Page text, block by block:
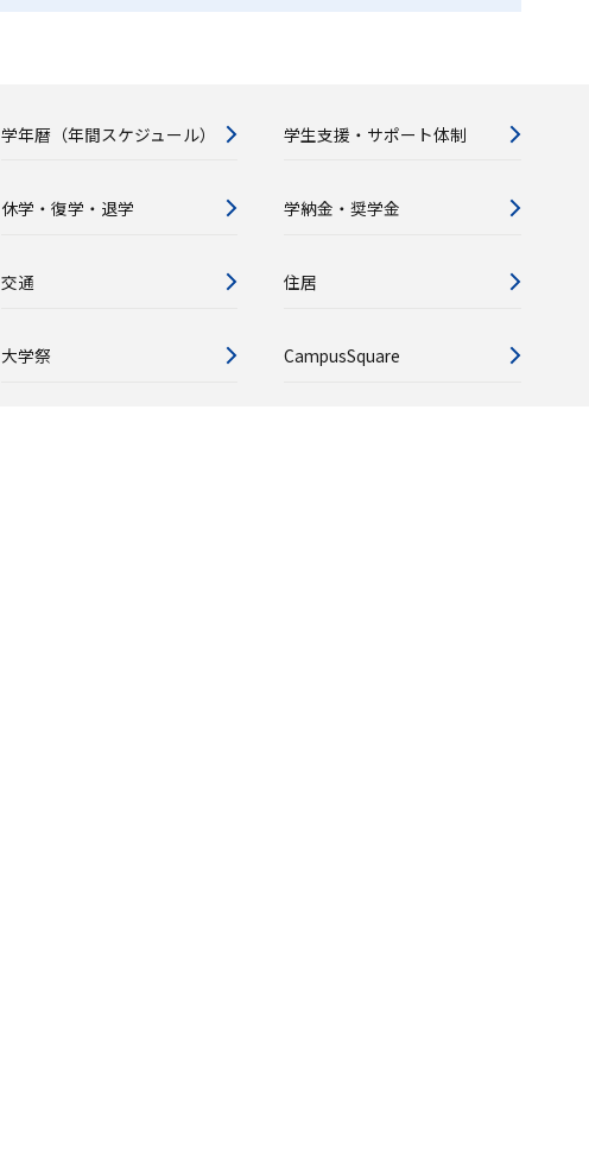
学年暦（年間スケジュール） 学生支援・サポート体制
休学・復学・退学 学納金・奨学金
交通 住居
大学祭 CampusSquare